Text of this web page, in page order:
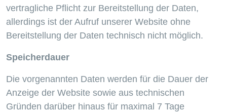
vertragliche Pflicht zur Bereitstellung der Daten,
allerdings ist der Aufruf unserer Website ohne
Bereitstellung der Daten technisch nicht möglich.
Speicherdauer
Die vorgenannten Daten werden für die Dauer der
Anzeige der Website sowie aus technischen
Gründen darüber hinaus für maximal 7 Tage